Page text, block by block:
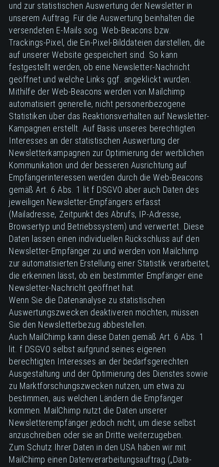
und zur statistischen Auswertung der Newsletter in
unserem Auftrag. Für die Auswertung beinhalten die
versendeten E-Mails sog. Web-Beacons bzw.
Trackings-Pixel, die Ein-Pixel-Bilddateien darstellen, die
auf unserer Website gespeichert sind. So kann
festgestellt werden, ob eine Newsletter-Nachricht
geöffnet und welche Links ggf. angeklickt wurden.
Mithilfe der Web-Beacons werden von Mailchimp
automatisiert generelle, nicht personenbezogene
Statistiken über das Reaktionsverhalten auf Newsletter-
Kampagnen erstellt. Auf Basis unseres berechtigten
Interesses an der statistischen Auswertung der
Newsletterkampagnen zur Optimierung der werblichen
Kommunikation und der besseren Ausrichtung auf
Empfängerinteressen werden durch die Web-Beacons
gemäß Art. 6 Abs. 1 lit f DSGVO aber auch Daten des
jeweiligen Newsletter-Empfängers erfasst
(Mailadresse, Zeitpunkt des Abrufs, IP-Adresse,
Browsertyp und Betriebssystem) und verwertet. Diese
Daten lassen einen individuellen Rückschluss auf den
Newsletter-Empfänger zu und werden von Mailchimp
zur automatisierten Erstellung einer Statistik verarbeitet,
die erkennen lässt, ob ein bestimmter Empfänger eine
Newsletter-Nachricht geöffnet hat.
Wenn Sie die Datenanalyse zu statistischen
Auswertungszwecken deaktiveren möchten, müssen
Sie den Newsletterbezug abbestellen.
Auch MailChimp kann diese Daten gemäß Art. 6 Abs. 1
lit. f DSGVO selbst aufgrund seines eigenen
berechtigten Interesses an der bedarfsgerechten
Ausgestaltung und der Optimierung des Dienstes sowie
zu Marktforschungszwecken nutzen, um etwa zu
bestimmen, aus welchen Ländern die Empfänger
kommen. MailChimp nutzt die Daten unserer
Newsletterempfänger jedoch nicht, um diese selbst
anzuschreiben oder sie an Dritte weiterzugeben.
Zum Schutz Ihrer Daten in den USA haben wir mit
MailChimp einen Datenverarbeitungsauftrag („Data-